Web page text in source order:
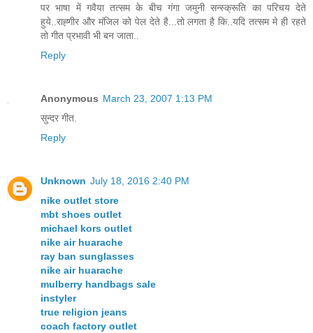
पर भाषा में गवैया तत्सम के बीच गंगा जमुनी सन्स्क्रूति का परिचय देते
हुये..राह्गीर और मंजिल को पेल देते है...तो लगता है कि..यदि तत्सम मे ही रहते
तो गीत प्रभावी भी बन जाता..
Reply
Anonymous March 23, 2007 1:13 PM
सुन्दर गीत.
Reply
Unknown July 18, 2016 2:40 PM
nike outlet store
mbt shoes outlet
michael kors outlet
nike air huarache
ray ban sunglasses
nike air huarache
mulberry handbags sale
instyler
true religion jeans
coach factory outlet